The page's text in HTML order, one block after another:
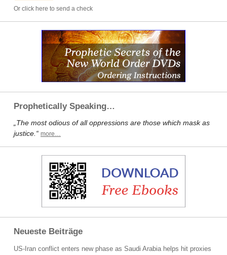
Or click here to send a check
Prophetically Speaking…
„The most odious of all oppressions are those which mask as
justice.“ more…
Neueste Beiträge
US-Iran conflict enters new phase as Saudi Arabia helps hit proxies